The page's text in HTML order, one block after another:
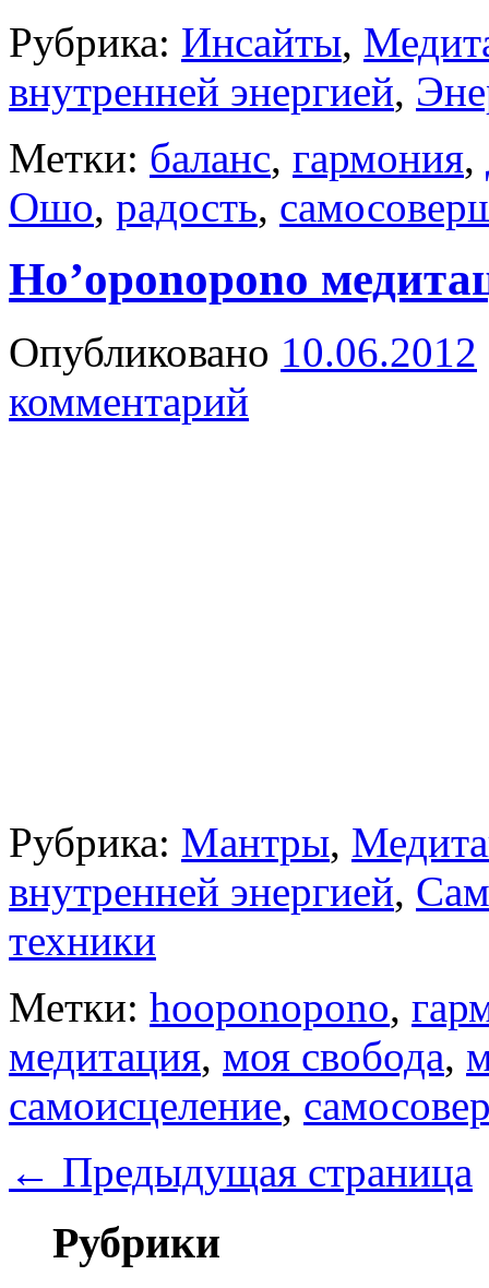
Рубрика: Инсайты,
внутренней энергией,
Метки: баланс, гармония,
Ошо, радость,
Ho’oponopono
Опубликовано 10.06.2012
комментарий
Рубрика: Мантры,
внутренней энергией,
техники
Метки: hooponopono,
медитация, моя свобода,
самоисцеление,
← Предыдущая страница
Рубрики